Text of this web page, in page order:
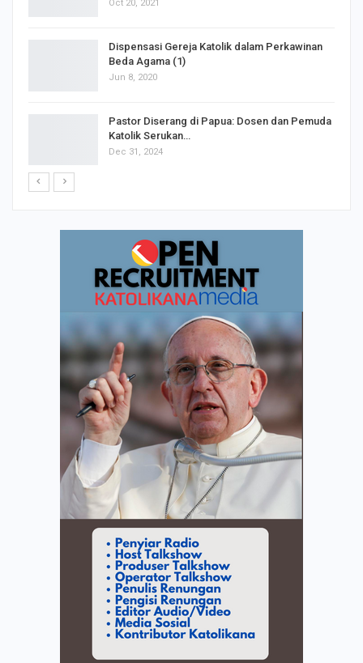
Oct 20, 2021
Dispensasi Gereja Katolik dalam Perkawinan
Beda Agama (1)
Jun 8, 2020
Pastor Diserang di Papua: Dosen dan Pemuda
Katolik Serukan…
Dec 31, 2024